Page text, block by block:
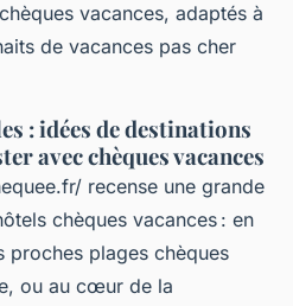
vacances, adaptés à
de vacances pas cher
: idées de destinations
avec chèques vacances
recense une grande
chèques vacances : en
proches plages chèques
ou au cœur de la